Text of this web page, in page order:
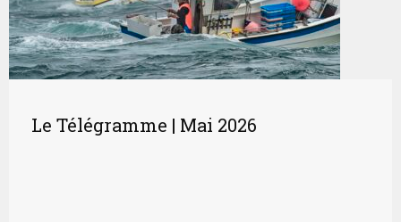
Le Télégramme | Mai 2026